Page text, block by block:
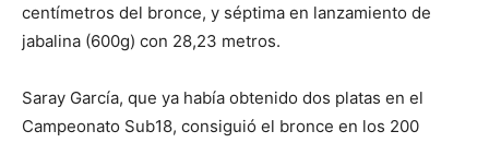
centímetros del bronce, y séptima en lanzamiento de
jabalina (600g) con 28,23 metros.
Saray García, que ya había obtenido dos platas en el
Campeonato Sub18, consiguió el bronce en los 200